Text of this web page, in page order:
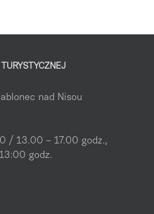
nad Nisou
/ 13.00 – 17.00 godz.,
godz.